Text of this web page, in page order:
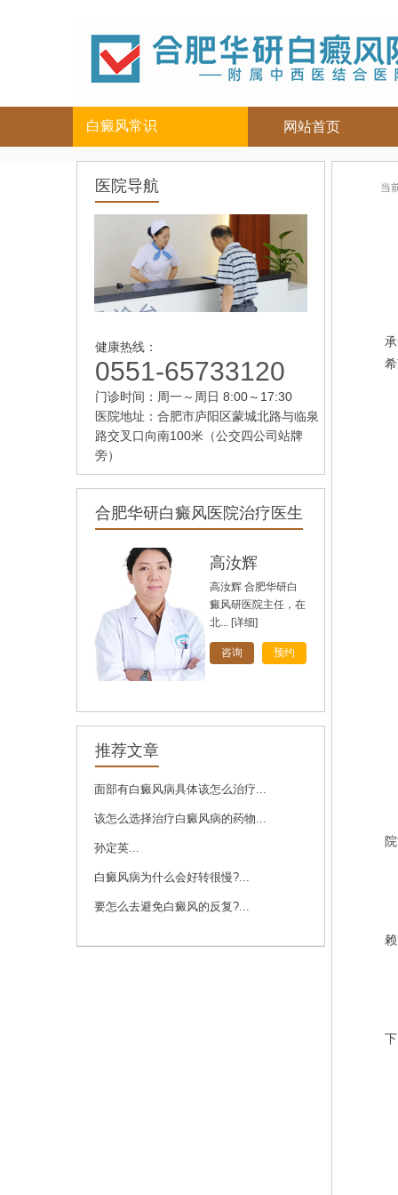
白癜风常识
儿童
女性
老年
头部
背部
网站首页
医院导航
健康热线：
0551-65733120
门诊时间：周一～周日 8:00～17:30
医院地址：合肥市庐阳区蒙城北路与临泉
路交叉口向南100米（公交四公司站牌
旁）
合肥华研白癜风医院治疗医生
孙定英
[详细]
咨询 预约
高汝辉
高汝辉 合肥华研白
癜风研医院主任，在
北... [详细]
咨询 预约
刘斌
刘斌，中共党员，毕
业于华中科技大学
同... [详细]
咨询 预约
推荐文章
面部有白癜风病具体该怎么治疗...
该怎么选择治疗白癜风病的药物...
孙定英...
白癜风病为什么会好转很慢?...
要怎么去避免白癜风的反复?...
当